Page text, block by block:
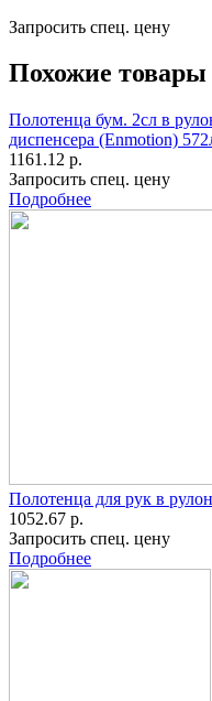
Запросить спец. цену
Похожие товары
Полотенца бум. 2сл в
диспенсера (Enmotion)
1161.12 р.
Запросить спец. цену
Подробнее
Полотенца для рук в
1052.67 р.
Запросить спец. цену
Подробнее